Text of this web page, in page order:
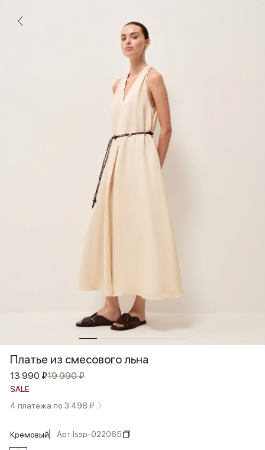
Платье из смесового льна
13 990 ₽19 990 ₽
SALE
4 платежа по 3 498 ₽
кремовый Арт.lssp-022065